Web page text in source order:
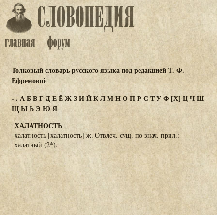
Толковый словарь русского языка под редакцией Т. Ф.
Ефремовой
- . АБВГДЕЁЖЗИЙКЛМНОПР С ТУФ [Х] ЦЧШ
ЩЫЬЭ ЮЯ
ХАЛАТНОСТЬ
халатность [халатность] ж. Отвлеч. сущ. по знач. прил.:
халатный (2*).